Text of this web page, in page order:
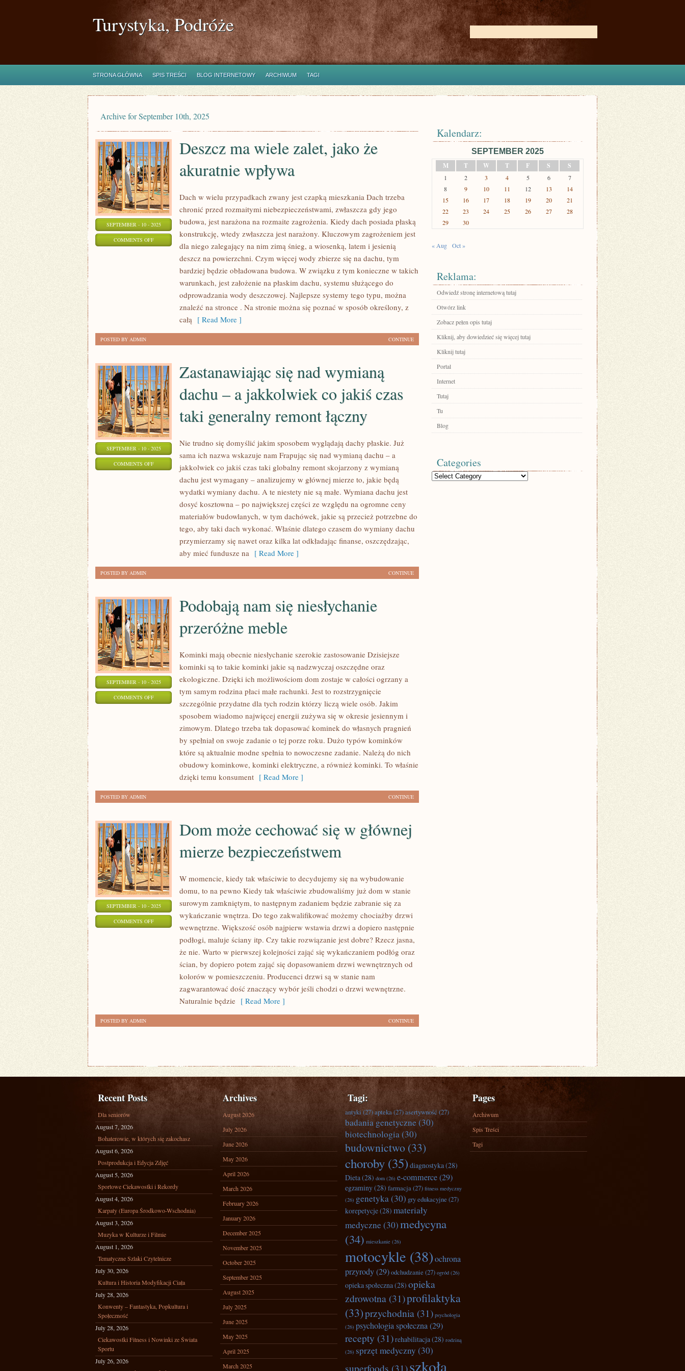
Turystyka, Podróże
STRONA GŁÓWNA SPIS TREŚCI BLOG INTERNETOWY ARCHIWUM TAGI
Archive for September 10th, 2025
SEPTEMBER - 10 - 2025
COMMENTS OFFON
Deszcz ma wiele zalet, jako że
akuratnie wpływa
Dach w wielu przypadkach zwany jest czapką mieszkania Dach trzeba
chronić przed rozmaitymi niebezpieczeństwami, zwłaszcza gdy jego
budowa, jest narażona na rozmaite zagrożenia. Kiedy dach posiada płaską
konstrukcję, wtedy zwłaszcza jest narażony. Kluczowym zagrożeniem jest
dla niego zalegający na nim zimą śnieg, a wiosenką, latem i jesienią
deszcz na powierzchni. Czym więcej wody zbierze się na dachu, tym
bardziej będzie obładowana budowa. W związku z tym konieczne w takich
warunkach, jest założenie na płaskim dachu, systemu służącego do
odprowadzania wody deszczowej. Najlepsze systemy tego typu, można
znaleźć na stronce . Na stronie można się poznać w sposób określony, z
całą [ Read More ]
CONTINUE
POSTED BY ADMIN
SEPTEMBER - 10 - 2025
COMMENTS OFFON
ZASTANAWIAJĄC
JAKKOLWIEK
CO
CZAS
TAKI
GENERALNY
REMONT
ŁĄCZNY
Zastanawiając się nad wymianą
dachu – a jakkolwiek co jakiś czas
taki generalny remont łączny
Nie trudno się domyślić jakim sposobem wyglądają dachy płaskie. Już
sama ich nazwa wskazuje nam Frapując się nad wymianą dachu – a
jakkolwiek co jakiś czas taki globalny remont skojarzony z wymianą
dachu jest wymagany – analizujemy w głównej mierze to, jakie będą
wydatki wymiany dachu. A te niestety nie są małe. Wymiana dachu jest
dosyć kosztowna – po największej części ze względu na ogromne ceny
materiałów budowlanych, w tym dachówek, jakie są przecież potrzebne do
tego, aby taki dach wykonać. Właśnie dlatego czasem do wymiany dachu
przymierzamy się nawet oraz kilka lat odkładając finanse, oszczędzając,
aby mieć fundusze na [ Read More ]
CONTINUE
POSTED BY ADMIN
SEPTEMBER - 10 - 2025
COMMENTS OFFON
Podobają nam się niesłychanie
przeróżne meble
Kominki mają obecnie niesłychanie szerokie zastosowanie Dzisiejsze
kominki są to takie kominki jakie są nadzwyczaj oszczędne oraz
ekologiczne. Dzięki ich możliwościom dom zostaje w całości ogrzany a
tym samym rodzina płaci małe rachunki. Jest to rozstrzygnięcie
szczególnie przydatne dla tych rodzin którzy liczą wiele osób. Jakim
sposobem wiadomo najwięcej energii zużywa się w okresie jesiennym i
zimowym. Dlatego trzeba tak dopasować kominek do własnych pragnień
by spełniał on swoje zadanie o tej porze roku. Dużo typów kominków
które są aktualnie modne spełnia to nowoczesne zadanie. Należą do nich
obudowy kominkowe, kominki elektryczne, a również kominki. To właśnie
dzięki temu konsument [ Read More ]
CONTINUE
POSTED BY ADMIN
SEPTEMBER - 10 - 2025
COMMENTS OFFON
Dom może cechować się w głównej
mierze bezpieczeństwem
W momencie, kiedy tak właściwie to decydujemy się na wybudowanie
domu, to na pewno Kiedy tak właściwie zbudowaliśmy już dom w stanie
surowym zamkniętym, to następnym zadaniem będzie zabranie się za
wykańczanie wnętrza. Do tego zakwalifikować możemy chociażby drzwi
wewnętrzne. Większość osób najpierw wstawia drzwi a dopiero następnie
podłogi, maluje ściany itp. Czy takie rozwiązanie jest dobre? Rzecz jasna,
że nie. Warto w pierwszej kolejności zająć się wykańczaniem podłóg oraz
ścian, by dopiero potem zająć się dopasowaniem drzwi wewnętrznych od
kolorów w pomieszczeniu. Producenci drzwi są w stanie nam
zagwarantować dość znaczący wybór jeśli chodzi o drzwi wewnętrzne.
Naturalnie będzie [ Read More ]
CONTINUE
POSTED BY ADMIN
Kalendarz:
SEPTEMBER 2025
M
T W T F S S
1 2 3 4 5 6
7
8
9 10 11 12 13
14
15
16 17 18 19 20
21
22
23 24 25 26 27
28
29
30
« Aug Oct »
Reklama:
Odwiedź stronę internetową tutaj
Otwórz link
Zobacz pełen opis tutaj
Kliknij, aby dowiedzieć się więcej tutaj
Kliknij tutaj
Portal
Internet
Tutaj
Tu
Blog
Categories
Categories
Recent Posts
Dla seniorów
August 7, 2026
Bohaterowie, w których się zakochasz
August 6, 2026
Postprodukcja i Edycja Zdjęć
August 5, 2026
Sportowe Ciekawostki i Rekordy
August 4, 2026
Karpaty (Europa Środkowo-Wschodnia)
August 3, 2026
Muzyka w Kulturze i Filmie
August 1, 2026
Tematyczne Szlaki Czytelnicze
July 30, 2026
Kultura i Historia Modyfikacji Ciała
July 28, 2026
Konwenty – Fantastyka, Popkultura i
Społeczność
July 28, 2026
Ciekawostki Fitness i Nowinki ze Świata
Sportu
July 26, 2026
Archives
August 2026
July 2026
June 2026
May 2026
April 2026
March 2026
February 2026
January 2026
December 2025
November 2025
October 2025
September 2025
August 2025
July 2025
June 2025
May 2025
April 2025
March 2025
Tagi:
antyki(27)apteka(27)asertywność(27)
badania genetyczne(30)
biotechnologia(30)
budownictwo (33)
choroby (35) diagnostyka(28)
Dieta(28) dom (26) e-commerce(29)
egzaminy(28) farmacja(27) fitness medyczny
(26) genetyka(30) gry edukacyjne (27)
korepetycje(28) materiały
medyczne (30)medycyna
(34) mieszkanie (26)
motocykle (38)ochrona
przyrody(29)odchudzanie (27) ogród (26)
opieka społeczna(28) opieka
zdrowotna (31)profilaktyka
(33)przychodnia (31) psychologia
(26) psychologia społeczna(29)
recepty (31)rehabilitacja(28) rodziną
(26) sprzęt medyczny (30)
superfoods (31)szkoła
Pages
Archiwum
Spis Treści
Tagi